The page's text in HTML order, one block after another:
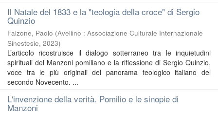
Il Natale del 1833 e la "teologia della croce" di Sergio
Quinzio
Falzone, Paolo (Avellino : Associazione Culturale Internazionale
Sinestesie, 2023)
L’articolo ricostruisce il dialogo sotterraneo tra le inquietudini
spirituali del Manzoni pomiliano e la riflessione di Sergio Quinzio,
voce tra le più originali del panorama teologico italiano del
secondo Novecento. ...
L'invenzione della verità. Pomilio e le sinopie di
Manzoni